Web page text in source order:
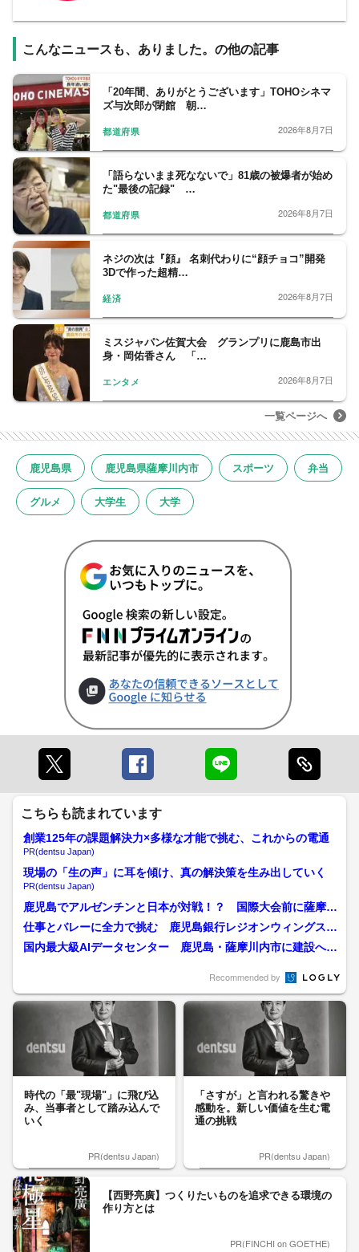
こんなニュースも、ありました。の他の記事
「20年間、ありがとうございます」TOHOシネマ
ズ与次郎が閉館 朝…
都道府県 2026年8月7日
「語らないまま死なないで」81歳の被爆者が始め
た"最後の記録" …
都道府県 2026年8月7日
ネジの次は『顔』 名刺代わりに“顔チョコ”開発
3Dで作った超精…
経済 2026年8月7日
ミスジャパン佐賀大会 グランプリに鹿島市出
身・岡佑香さん 「…
エンタメ 2026年8月7日
一覧ページへ
鹿児島県 鹿児島県薩摩川内市 スポーツ 弁当
グルメ 大学生 大学
こちらも読まれています
創業125年の課題解決力×多様な才能で挑む、これからの電通
PR(dentsu Japan)
現場の「生の声」に耳を傾け、真の解決策を生み出していく
PR(dentsu Japan)
鹿児島でアルゼンチンと日本が対戦！？ 国際大会前に薩摩川
内でトレーニング中
仕事とバレーに全力で挑む 鹿児島銀行レジオンウィングス、
地元・薩摩川内でレギュラ...
国内最大級AIデータセンター 鹿児島・薩摩川内市に建設へ
Recommended by
時代の「最"現場"」に飛び込
み、当事者として踏み込んで
いく
PR(dentsu Japan)
「さすが」と言われる驚きや
感動を。新しい価値を生む電
通の挑戦
PR(dentsu Japan)
【西野亮廣】つくりたいものを追求できる環境の
作り方とは
PR(FINCHI on GOETHE)